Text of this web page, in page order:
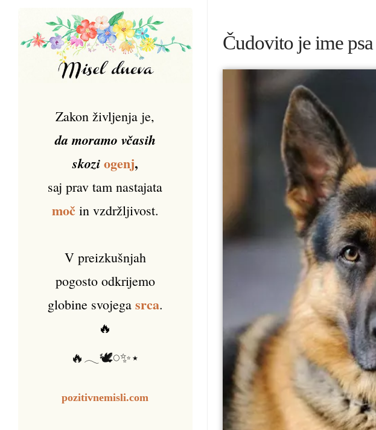
Čudovito je ime psa
Zakon življenja je,
da moramo včasih
skozi ogenj,
saj prav tam nastajata
močin vzdržljivost.
V preizkušnjah
pogosto odkrijemo
globine svojega srca.
🔥
🔥𓂃🕊️𓏸✨⋆
pozitivnemisli.com